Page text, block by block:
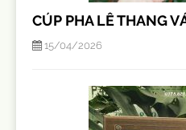
CÚP PHA LÊ THANG
15/04/2026